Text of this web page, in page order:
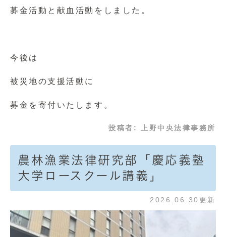
募金活動と献血活動をしました。
今後は
被災地の支援活動に
募金を寄付いたします。
投稿者: 上野中央法律事務所
農林漁業法律研究部「慶応義塾
大学ロースクール講義」
2026.06.30更新